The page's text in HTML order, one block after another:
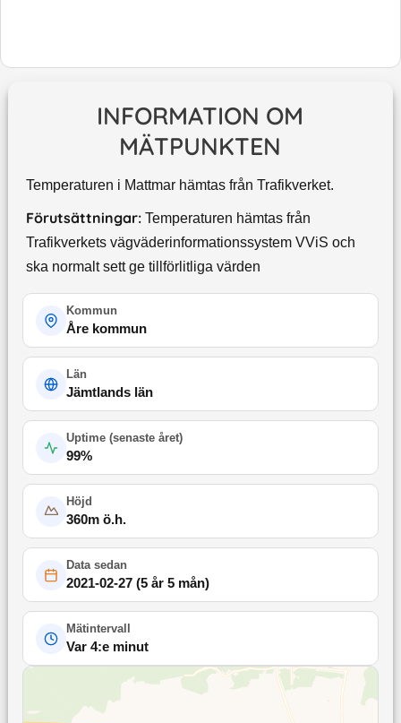
INFORMATION OM
MÄTPUNKTEN
Temperaturen i Mattmar hämtas från Trafikverket.
Förutsättningar: Temperaturen hämtas från
Trafikverkets vägväderinformationssystem VViS och
ska normalt sett ge tillförlitliga värden
Kommun
Åre kommun
Län
Jämtlands län
Uptime (senaste året)
99%
Höjd
360m ö.h.
Data sedan
2021-02-27(5 år 5 mån)
Mätintervall
Var 4:e minut